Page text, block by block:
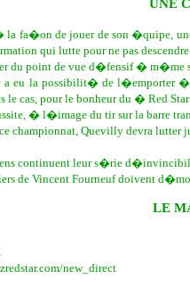
UNE
fa�on de jouer de son �quipe,
qui lutte pour ne pas
du point de vue d�fensif �
eu la possibilit� de l�emporter
le cas, pour le bonheur du � Red
� l�image du tir sur la barre
Quevilly devra lutter
continuent leur s�rie
de Vincent Fourneuf doivent
LE
new_direct